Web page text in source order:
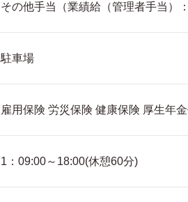
その他手当（業績給（管理者手当）
駐車場
雇用保険 労災保険 健康保険 厚生年
1：09:00～18:00(休憩60分)